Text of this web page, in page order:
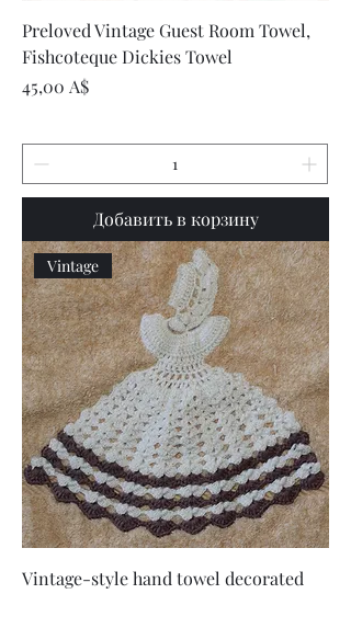
Preloved Vintage Guest Room Towel,
Fishcoteque Dickies Towel
Цена
45,00 A$
Добавить в корзину
Vintage
Vintage-style hand towel decorated